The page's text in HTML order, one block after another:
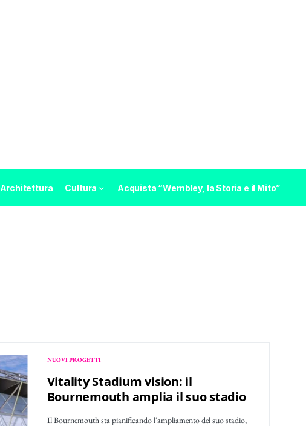
Architettura Cultura Acquista “Wembley, la Storia e il Mito”
NUOVI PROGETTI
Vitality Stadium vision: il
Bournemouth amplia il suo stadio
Il Bournemouth sta pianificando l'ampliamento del suo stadio,